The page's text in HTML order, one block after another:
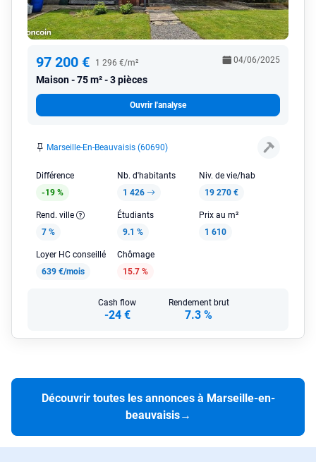
97 200 € 1 296 €/m²
Maison 75 m² - 3 pièces
04/06/2025
Ouvrir l'analyse
Marseille-En-Beauvaisis (60690)
Différence
-19 %
Nb. d'habitants
1 426
Niv. de vie/hab
19 270 €
Rend. ville
7 %
Étudiants
9.1 %
Prix au m²
1 610
Loyer HC conseillé
639 €/mois
Chômage
15.7 %
Cash flow
-24 €
Rendement brut
7.3 %
Découvrir toutes les annonces à Marseille-en-
beauvaisis→